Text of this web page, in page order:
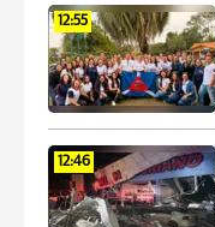
12:55
12:46